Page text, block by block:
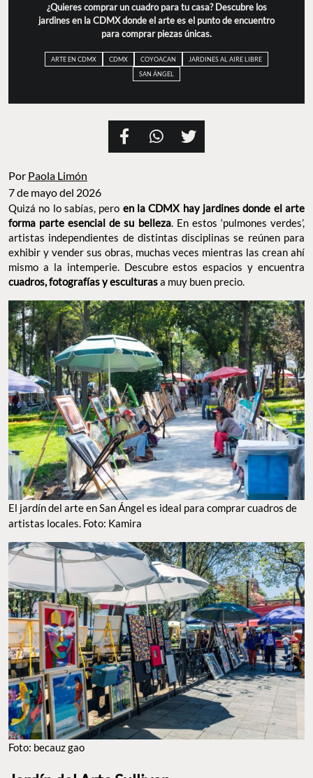
¿Quieres comprar un cuadro para tu casa? Descubre los
jardines en la CDMX donde el arte es el punto de encuentro
para comprar piezas únicas.
ARTE EN CDMX CDMX COYOACAN
JARDINES AL AIRE LIBRE
SAN ÁNGEL
Por Paola Limón
7 de mayo del 2026
Quizá no lo sabías, pero en la CDMX hay jardines donde el arte
forma parte esencial de su belleza. En estos ‘pulmones verdes’,
artistas independientes de distintas disciplinas se reúnen para
exhibir y vender sus obras, muchas veces mientras las crean ahí
mismo a la intemperie. Descubre estos espacios y encuentra
cuadros, fotografías y esculturasa muy buen precio.
El jardín del arte en San Ángel es ideal para comprar cuadros de
artistas locales. Foto: Kamira
Foto: becauz gao